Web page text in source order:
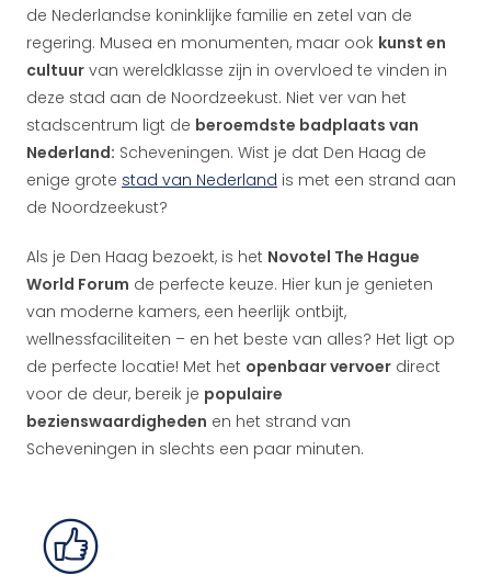
de Nederlandse koninklijke familie en zetel van de
regering. Musea en monumenten, maar ook kunst en
cultuur van wereldklasse zijn in overvloed te vinden in
deze stad aan de Noordzeekust. Niet ver van het
stadscentrum ligt de beroemdste badplaats van
Nederland: Scheveningen. Wist je dat Den Haag de
enige grote stad van Nederland is met een strand aan
de Noordzeekust?
Als je Den Haag bezoekt, is het Novotel The Hague
World Forum de perfecte keuze. Hier kun je genieten
van moderne kamers, een heerlijk ontbijt,
wellnessfaciliteiten – en het beste van alles? Het ligt op
de perfecte locatie! Met het openbaar vervoer direct
voor de deur, bereik je populaire
bezienswaardigheden en het strand van
Scheveningen in slechts een paar minuten.